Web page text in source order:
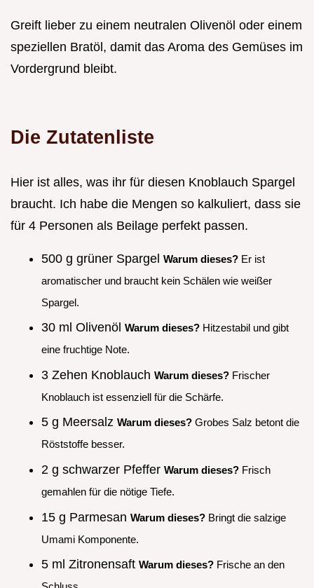
Greift lieber zu einem neutralen Olivenöl oder einem
speziellen Bratöl, damit das Aroma des Gemüses im
Vordergrund bleibt.
Die Zutatenliste
Hier ist alles, was ihr für diesen Knoblauch Spargel
braucht. Ich habe die Mengen so kalkuliert, dass sie
für 4 Personen als Beilage perfekt passen.
500 g grüner Spargel Warum dieses? Er ist
aromatischer und braucht kein Schälen wie weißer
Spargel.
30 ml Olivenöl Warum dieses? Hitzestabil und gibt
eine fruchtige Note.
3 Zehen Knoblauch Warum dieses? Frischer
Knoblauch ist essenziell für die Schärfe.
5 g Meersalz Warum dieses? Grobes Salz betont die
Röststoffe besser.
2 g schwarzer Pfeffer Warum dieses? Frisch
gemahlen für die nötige Tiefe.
15 g Parmesan Warum dieses? Bringt die salzige
Umami Komponente.
5 ml Zitronensaft Warum dieses? Frische an den